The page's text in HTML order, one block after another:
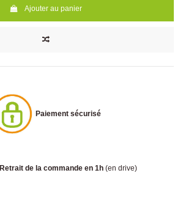
Ajouter au panier
Paiement sécurisé
Retrait de la commande en 1h (en drive)